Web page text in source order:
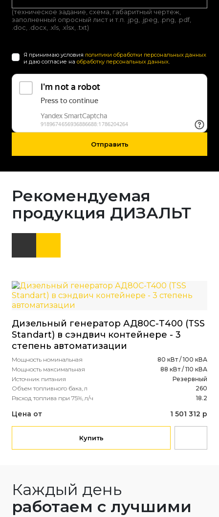
(техническое задание, схема, габаритный чертеж,
заполненный опросный лист и т.п. .jpg, .jpeg, .png, .pdf,
.doc, .docx, .xls, .xlsx, .txt)
Я принимаю условия политики обработки персональных данных
и даю согласие на обработку персональных данных.
Отправить
Рекомендуемая
продукция ДИЗАЛЬТ
Дизельный генератор АД80С-Т400 (TSS
Standart) в сэндвич контейнере - 3
степень автоматизации
Мощность номинальная
80 кВт / 100 кВА
Мощность максимальная
88 кВт / 110 кВА
Источник питания
Резервный
Объем топливного бака, л
260
Расход топлива при 75%, л/ч
18.2
Цена от 1 501 312 р
Купить
Каждый день
работаем с лучшими